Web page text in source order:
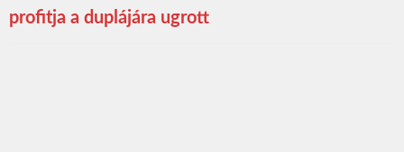
profitja a duplájára ugrott